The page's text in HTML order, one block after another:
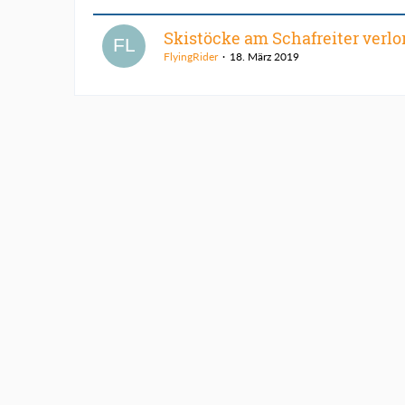
Skistöcke am Schafreiter
FlyingRider 18. März 2019